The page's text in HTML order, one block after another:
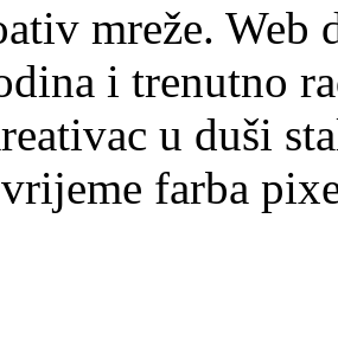
mreže. Web
i trenutno
u duši
farba